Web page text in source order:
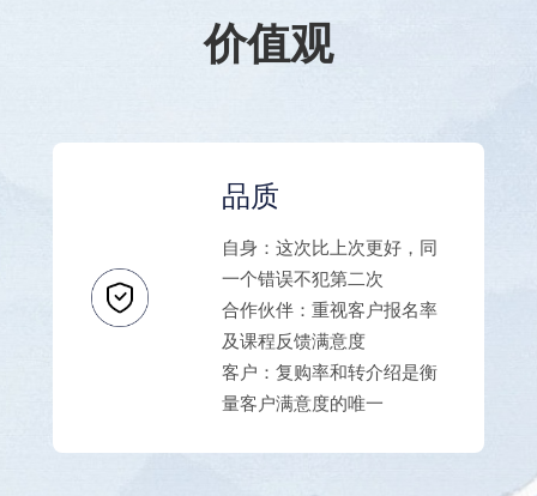
价值观
品质
自身：这次比上次更好，同
一个错误不犯第二次
合作伙伴：重视客户报名率
及课程反馈满意度
客户：复购率和转介绍是衡
量客户满意度的唯一